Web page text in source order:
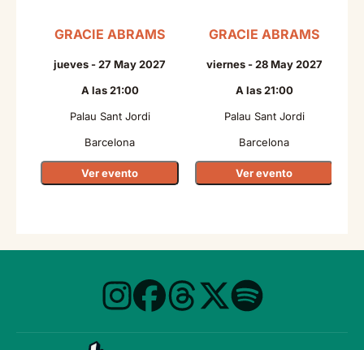
GRACIE ABRAMS
jueves - 27 May 2027
A las 21:00
Palau Sant Jordi
Barcelona
Ver evento
GRACIE ABRAMS
viernes - 28 May 2027
A las 21:00
Palau Sant Jordi
Barcelona
Ver evento